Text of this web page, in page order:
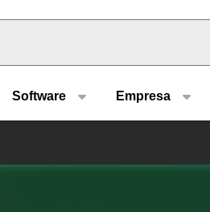
Software Empresa